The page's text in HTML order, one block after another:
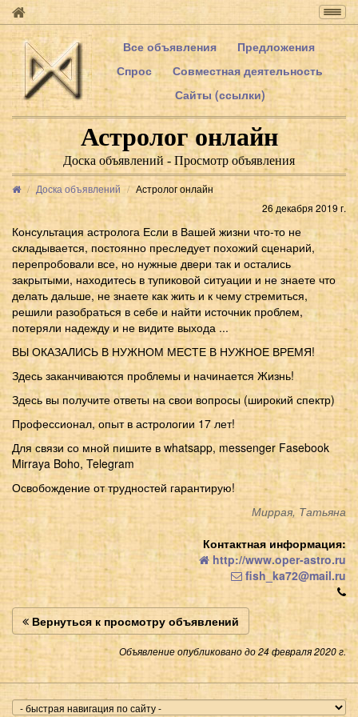
Все объявления
Предложения
Спрос
Совместная деятельность
Сайты (ссылки)
Астролог онлайн
Доска объявлений - Просмотр объявления
Доска объявлений
Астролог онлайн
26 декабря 2019 г.
Консультация астролога Если в Вашей жизни что-то не
складывается, постоянно преследует похожий сценарий,
перепробовали все, но нужные двери так и остались
закрытыми, находитесь в тупиковой ситуации и не знаете что
делать дальше, не знаете как жить и к чему стремиться,
решили разобраться в себе и найти источник проблем,
потеряли надежду и не видите выхода ...
ВЫ ОКАЗАЛИСЬ В НУЖНОМ МЕСТЕ В НУЖНОЕ ВРЕМЯ!
Здесь заканчиваются проблемы и начинается Жизнь!
Здесь вы получите ответы на свои вопросы (широкий спектр)
Профессионал, опыт в астрологии 17 лет!
Для связи со мной пишите в whatsapp, messenger Fasebook
Mirraya Boho, Telegram
Освобождение от трудностей гарантирую!
Миррая, Татьяна
Контактная информация:
http://www.oper-astro.ru
fish_ka72@mail.ru
Вернуться к просмотру объявлений
Объявление опубликовано до 24 февраля 2020 г.